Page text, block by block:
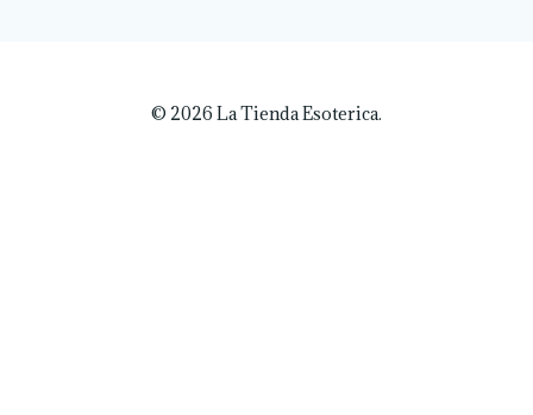
© 2026 La Tienda Esoterica.